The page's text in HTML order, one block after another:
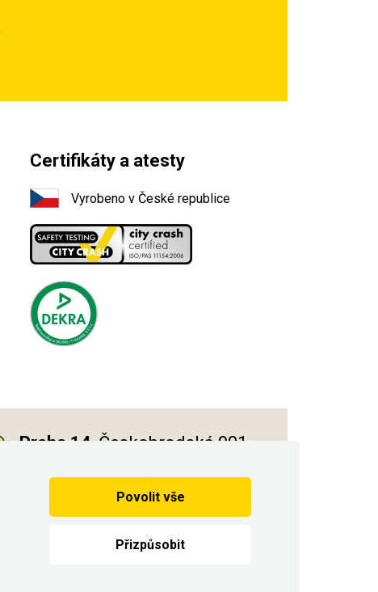
Certifikáty a atesty
Vyrobeno v České republice
Praha 14, Českobrodská 901
Přizpůsobit
Povolit vše